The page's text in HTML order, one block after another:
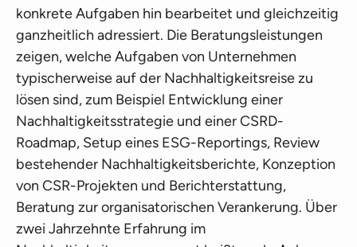
konkrete Aufgaben hin bearbeitet und gleichzeitig
ganzheitlich adressiert. Die Beratungsleistungen
zeigen, welche Aufgaben von Unternehmen
typischerweise auf der Nachhaltigkeitsreise zu
lösen sind, zum Beispiel Entwicklung einer
Nachhaltigkeitsstrategie und einer CSRD-
Roadmap, Setup eines ESG-Reportings, Review
bestehender Nachhaltigkeitsberichte, Konzeption
von CSR-Projekten und Berichterstattung,
Beratung zur organisatorischen Verankerung. Über
zwei Jahrzehnte Erfahrung im